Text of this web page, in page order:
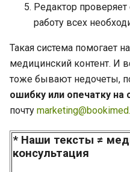
Редактор
работу всех
Такая система помогает
медицинский контент. И
тоже бывают недочеты,
ошибку или опечатку на
почту
* Наши тексты ≠
консультация